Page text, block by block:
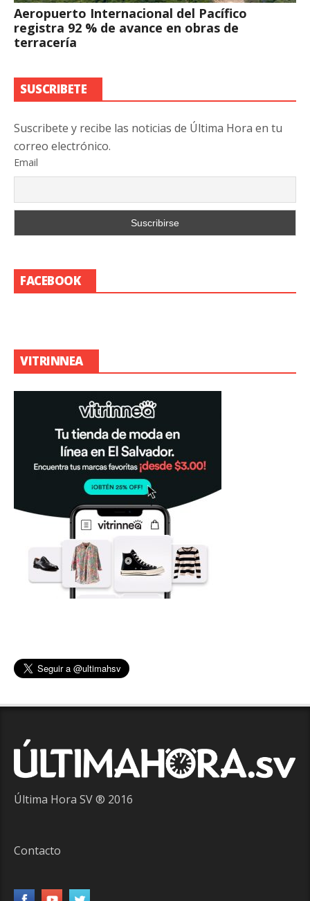
Aeropuerto Internacional del Pacífico
registra 92 % de avance en obras de
terracería
SUSCRIBETE
Suscribete y recibe las noticias de Última Hora en tu
correo electrónico.
Email
FACEBOOK
VITRINNEA
Última Hora SV ® 2016
Contacto